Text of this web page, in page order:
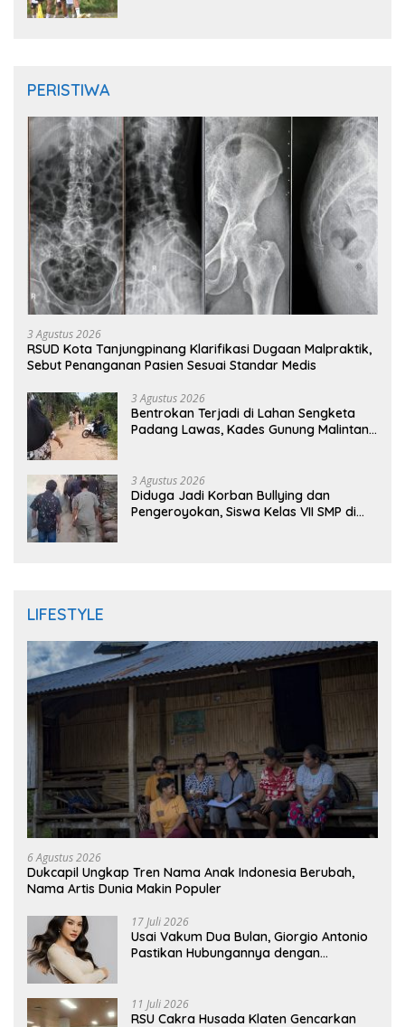
PERISTIWA
3 Agustus 2026
RSUD Kota Tanjungpinang Klarifikasi Dugaan Malpraktik,
Sebut Penanganan Pasien Sesuai Standar Medis
3 Agustus 2026
Bentrokan Terjadi di Lahan Sengketa
Padang Lawas, Kades Gunung Malintang
3 Agustus 2026
Diduga Jadi Korban Bullying dan
Pengeroyokan, Siswa Kelas VII SMP di
LIFESTYLE
6 Agustus 2026
Dukcapil Ungkap Tren Nama Anak Indonesia Berubah,
Nama Artis Dunia Makin Populer
17 Juli 2026
Usai Vakum Dua Bulan, Giorgio Antonio
Pastikan Hubungannya dengan
11 Juli 2026
RSU Cakra Husada Klaten Gencarkan